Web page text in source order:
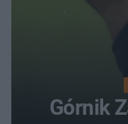
Górnik